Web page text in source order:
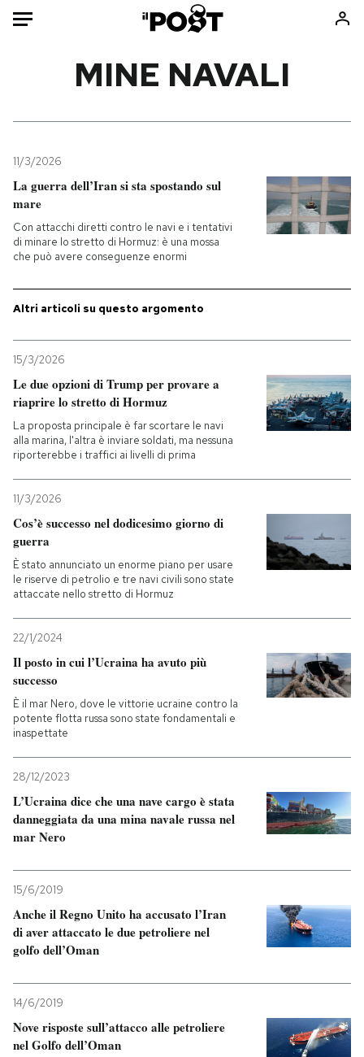
Mondo
Politica
Internet
Scienza
Economia
Consumismi
Ok Boomer!
PODCAST
NEWSLETTER
I MIEI PREFERITI
SHOP
AREA PERSONALE
Entra
MINE NAVALI
11/3/2026
La guerra dell’Iran si sta spostando sul
mare
Con attacchi diretti contro le navi e i tentativi
di minare lo stretto di Hormuz: è una mossa
che può avere conseguenze enormi
Altri articoli su questo argomento
15/3/2026
Le due opzioni di Trump per provare a
riaprire lo stretto di Hormuz
La proposta principale è far scortare le navi
alla marina, l'altra è inviare soldati, ma nessuna
riporterebbe i traffici ai livelli di prima
11/3/2026
Cos’è successo nel dodicesimo giorno di
guerra
È stato annunciato un enorme piano per usare
le riserve di petrolio e tre navi civili sono state
attaccate nello stretto di Hormuz
22/1/2024
Il posto in cui l’Ucraina ha avuto più
successo
È il mar Nero, dove le vittorie ucraine contro la
potente flotta russa sono state fondamentali e
inaspettate
28/12/2023
L’Ucraina dice che una nave cargo è stata
danneggiata da una mina navale russa nel
mar Nero
15/6/2019
Anche il Regno Unito ha accusato l’Iran
di aver attaccato le due petroliere nel
golfo dell’Oman
14/6/2019
Nove risposte sull’attacco alle petroliere
nel Golfo dell’Oman